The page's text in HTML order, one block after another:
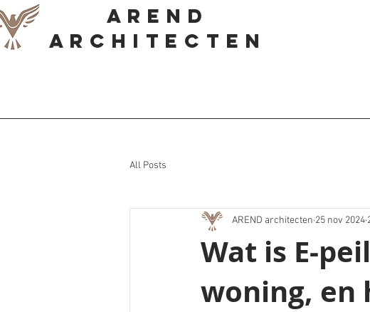
AREND
Architecten
All Posts
Wat is E-
woning, en
AREND architecten 25 nov 2024